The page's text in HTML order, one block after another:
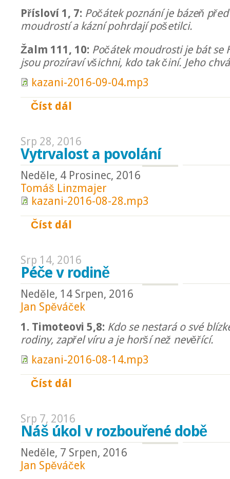
Přísloví 1, 7: Počátek poznání je bázeň
moudrostí a kázní pohrdají pošetilci.
Žalm 111, 10: Počátek moudrosti je bát se
jsou prozíraví všichni, kdo tak činí. Jeho
kazani-2016-09-04.mp3
Číst dál
Srp 28, 2016
Vytrvalost a povolání
Neděle, 4 Prosinec, 2016
Tomáš Linzmajer
kazani-2016-08-28.mp3
Číst dál
Srp 14, 2016
Péče v rodině
Neděle, 14 Srpen, 2016
Jan Spěváček
1. Timoteovi 5,8: Kdo se nestará o své
rodiny, zapřel víru a je horší než nevěřící.
kazani-2016-08-14.mp3
Číst dál
Srp 7, 2016
Náš úkol v rozbouřené době
Neděle, 7 Srpen, 2016
Jan Spěváček